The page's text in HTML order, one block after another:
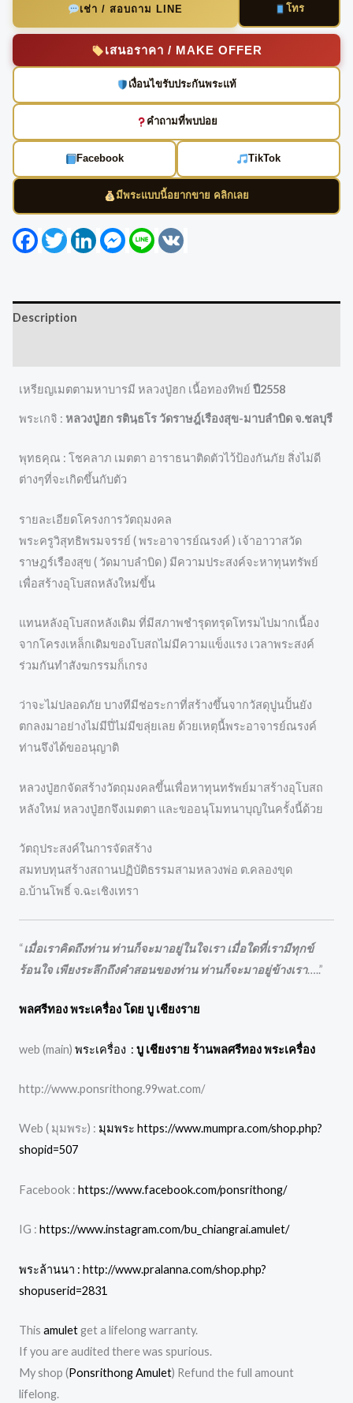
เช่า / สอบถาม LINE โทร
เสนอราคา / MAKE OFFER
เงื่อนไขรับประกันพระแท้
คำถามที่พบบ่อย
Facebook TikTok
มีพระแบบนี้อยากขาย คลิกเลย
FacebookTwitterLinkedInMessenger
Line
Description
เหรียญเมตตามหาบารมี หลวงปู่ฮก เนื้อทองทิพย์ ปี2558
พระเกจิ : หลวงปู่ฮก รตินฺธโร วัดราษฎ์เรืองสุข-มาบลำบิด จ.ชลบุรี
พุทธคุณ : โชคลาภ เมตตา อาราธนาติดตัวไว้ป้องกันภัย สิ่งไม่ดี
ต่างๆที่จะเกิดขึ้นกับตัว
รายละเอียดโครงการวัตถุมงคล
พระครูวิสุทธิพรมจรรย์ ( พระอาจารย์ณรงค์ ) เจ้าอาวาสวัด
ราษฎร์เรืองสุข ( วัดมาบลำบิด ) มีความประสงค์จะหาทุนทรัพย์
เพื่อสร้างอุโบสถหลังใหม่ขึ้น
แทนหลังอุโบสถหลังเดิม ที่มีสภาพชำรุดทรุดโทรมไปมากเนื้อง
จากโครงเหล็กเดิมของโบสถไม่มีความแข็งแรง เวลาพระสงค์
ร่วมกันทำสังฆกรรมก็เกรง
ว่าจะไม่ปลอดภัย บางทีมีช่อระกาที่สร้างขึ้นจากวัสดุปูนปั้นยัง
ตกลงมาอย่างไม่มีปี่ไม่มีขลุ่ยเลย ด้วยเหตุนี้พระอาจารย์ณรงค์
ท่านจึงได้ขออนุญาติ
หลวงปู่ฮกจัดสร้างวัตถุมงคลขึ้นเพื่อหาทุนทรัพย์มาสร้างอุโบสถ
หลังใหม่ หลวงปู่ฮกจึงเมตตา และขออนุโมทนาบุญในครั้งนี้ด้วย
วัตถุประสงค์ในการจัดสร้าง
สมทบทุนสร้างสถานปฏิบัติธรรมสามหลวงพ่อ ต.คลองขุด
อ.บ้านโพธิ์ จ.ฉะเชิงเทรา
“เมื่อเราคิดถึงท่าน ท่านก็จะมาอยู่ในใจเรา เมื่อใดที่เรามีทุกข์
ร้อนใจ เพียงระลึกถึงคำสอนของท่าน ท่านก็จะมาอยู่ข้างเรา…..”
พลศรีทอง พระเครื่อง โดย บู เชียงราย
web (main) พระเครื่อง : บู เชียงราย ร้านพลศรีทอง พระเครื่อง
http://www.ponsrithong.99wat.com/
Web ( มุมพระ) : มุมพระ https://www.mumpra.com/shop.php?
shopid=507
Facebook : https://www.facebook.com/ponsrithong/
IG : https://www.instagram.com/bu_chiangrai.amulet/
พระล้านนา : http://www.pralanna.com/shop.php?
shopuserid=2831
This amuletget a lifelong warranty.
If you are audited there was spurious.
My shop (Ponsrithong Amulet) Refund the full amount
lifelong.